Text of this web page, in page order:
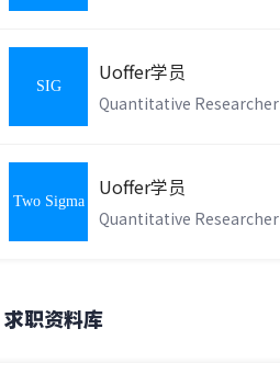
SIG
Uoffer学员
Quantitative Researcher
Two Sigma
Uoffer学员
Quantitative Researcher
求职资料库